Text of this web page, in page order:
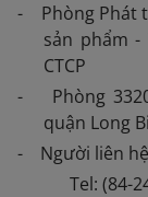
- Phòng Phát
sản phẩm -
CTCP
- Phòng 3320
quận Long
- Người liên
Tel: (84-